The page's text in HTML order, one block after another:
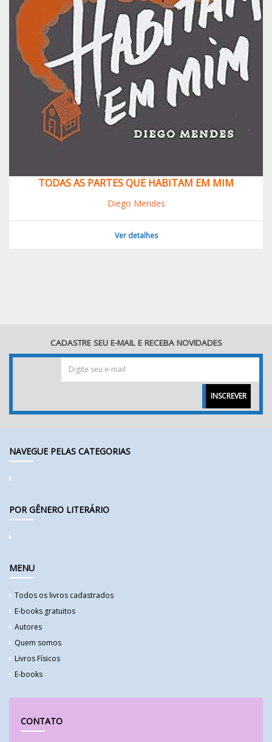
TODAS AS PARTES QUE HABITAM EM MIM
Diego Mendes
Ver detalhes
CADASTRE SEU E-MAIL E RECEBA NOVIDADES
INSCREVER
NAVEGUE PELAS CATEGORIAS
POR GÊNERO LITERÁRIO
MENU
Todos os livros cadastrados
E-books gratuitos
Autores
Quem somos
Livros Físicos
E-books
CONTATO